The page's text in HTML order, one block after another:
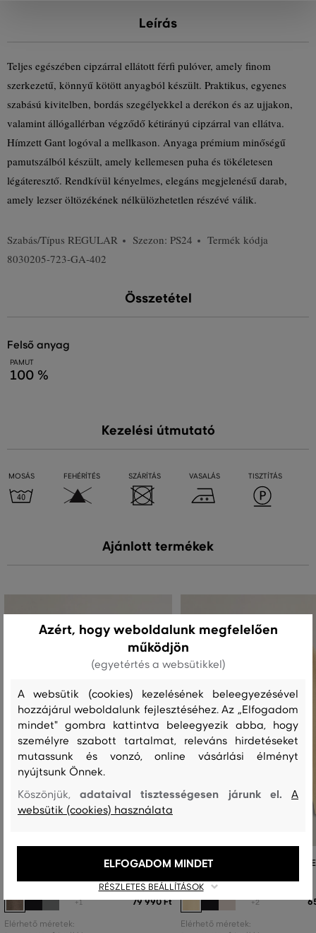
Leírás
Teljes egészében cipzárral ellátott férfi pulóver, amely finom
szerkezetű, könnyű kötött anyagból készült. Praktikus, egyenes
szabású kivitelben, bordás szegélyekkel a derékon és az ujjakon,
valamint állógallérban végződő kétirányú cipzárral van ellátva.
Hímzett Gant logóval a mellkason. Anyaga prémium minőségű
pamutszálból készült, amely kellemesen puha és tökéletesen
légáteresztő. Rendkívül kényelmes, elegáns megjelenésű darab,
amely lezser öltözékének nélkülözhetetlen részévé válik.
Szabás/Típus REGULAR Szezon: PS24
Termék kódja
8030205-723-GA-402
Összetétel
felső anyag
PAMUT
100 %
Kezelési útmutató
MOSÁS FEHÉRÍTÉS SZÁRÍTÁS VASALÁS TISZTÍTÁS
Ajánlott termékek
KARDIGÁN GANT MICRO TEXTURED
+1 79 990 Ft
Elérhető méretek:
PULÓVER GANT MICRO
+2
Elérhető méretek:
Azért, hogy weboldalunk megfelelően
működjön
(egyetértés a websütikkel)
A websütik (cookies) kezelésének beleegyezésével
hozzájárul weboldalunk fejlesztéséhez. Az „Elfogadom
mindet" gombra kattintva beleegyezik abba, hogy
személyre szabott tartalmat, releváns hirdetéseket
mutassunk és vonzó, online vásárlási élményt
nyújtsunk Önnek.
Köszönjük,adataival tisztességesen járunk el.A
websütik (cookies) használata
RÉSZLETES BEÁLLÍTÁSOK
ELFOGADOM MINDET